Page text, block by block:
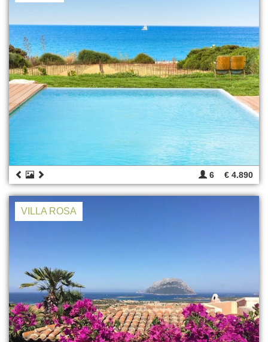
6 € 4.890
VILLA ROSA